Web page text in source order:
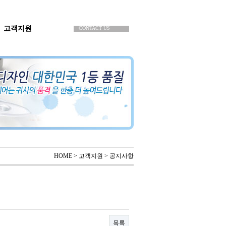
고객지원 CONTACT US
HOME > 고객지원 > 공지사항
목록